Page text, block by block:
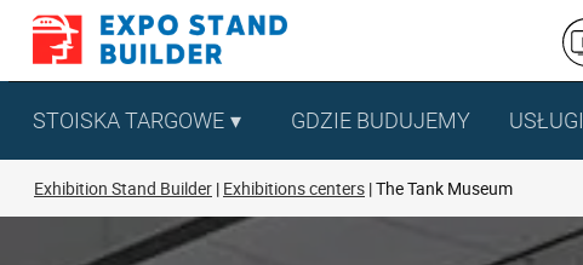
Skip
content
STOISKA TARGOWE GDZIE BUDUJEMY USŁUGI
Exhibition Stand Builder Exhibitions centers The Tank Museum